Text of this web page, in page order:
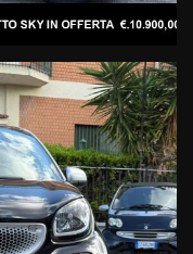
PIOGGIA
REGOLABILI
GUIDA